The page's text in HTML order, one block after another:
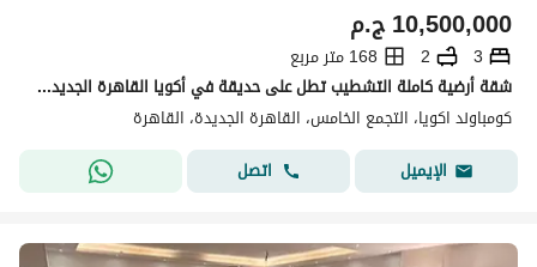
ج.م10,500,000
3
2
168 متر مربع
شقة أرضية كاملة التشطيب تطل على حديقة في أكويا القاهرة الجديدة Akoya New Cairo و مساحتها 168 متر 3 غرف نوم و حمامان و غرفة استقبال مع مكيفات و مطبخ
كومباوند اكويا، التجمع الخامس، القاهرة الجديدة، القاهرة
الإيميل
اتصل